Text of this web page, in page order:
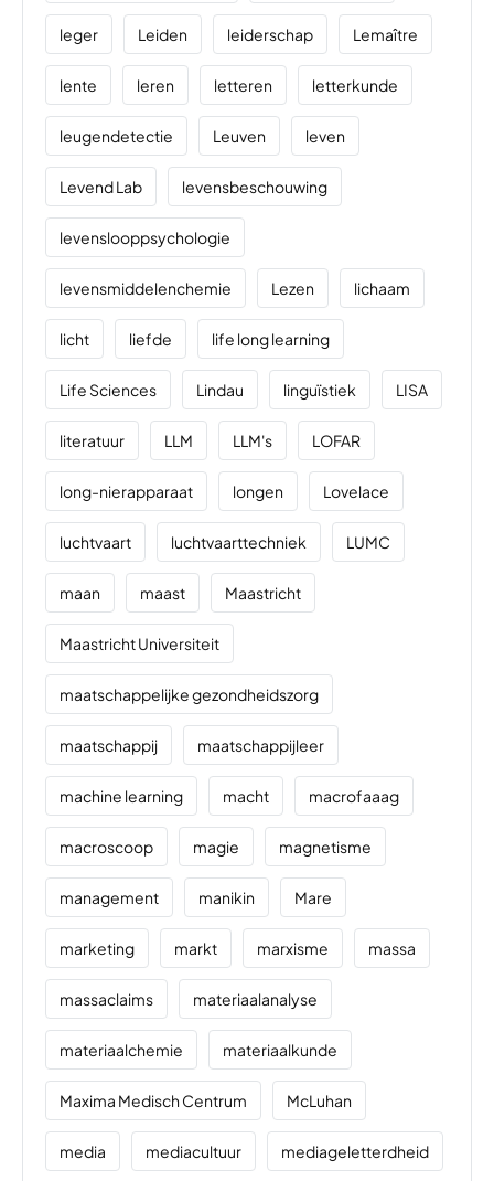
leger Leiden leiderschap Lemaître
lente leren letteren letterkunde
leugendetectie Leuven leven
Levend Lab levensbeschouwing
levenslooppsychologie
levensmiddelenchemie Lezen lichaam
licht liefde life long learning
Life Sciences Lindau linguïstiek LISA
literatuur LLM LLM's LOFAR
long-nierapparaat longen Lovelace
luchtvaart luchtvaarttechniek LUMC
maan maast Maastricht
Maastricht Universiteit
maatschappelijke gezondheidszorg
maatschappij maatschappijleer
machine learning macht macrofaaag
macroscoop magie magnetisme
management manikin Mare
marketing markt marxisme massa
massaclaims materiaalanalyse
materiaalchemie materiaalkunde
Maxima Medisch Centrum McLuhan
media mediacultuur mediageletterdheid